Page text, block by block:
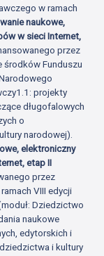
w ramach
naukowe,
w sieci Internet,
przez
środków Funduszu
projekty
długofalowych
o
narodowej).
elektroniczny
etap II
przez
VIII edycji
Dziedzictwo
naukowe
edytorskich i
i kultury